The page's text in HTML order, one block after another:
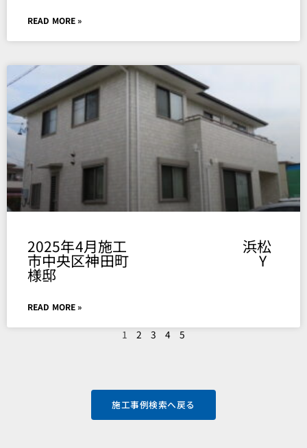
READ MORE »
2025年4月施工 浜松
市中央区神田町 Y
様邸
READ MORE »
1 2 3 4 5
施工事例検索へ戻る